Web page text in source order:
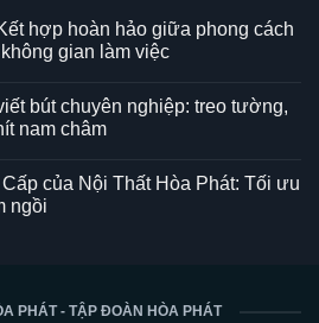
hợp hoàn hảo giữa phong cách
gian làm việc
bút chuyên nghiệp: treo tường,
nam châm
của Nội Thất Hòa Phát: Tối ưu
ngồi
PHÁT - TẬP ĐOÀN HÒA PHÁT